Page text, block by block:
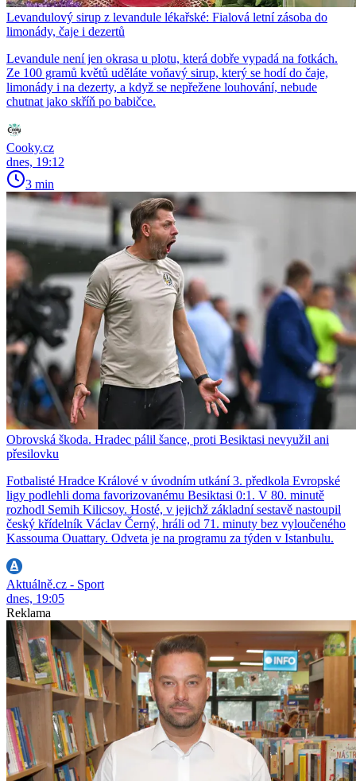
Levandulový sirup z levandule lékařské: Fialová letní zásoba do
limonády, čaje i dezertů
Levandule není jen okrasa u plotu, která dobře vypadá na fotkách.
Ze 100 gramů květů uděláte voňavý sirup, který se hodí do čaje,
limonády i na dezerty, a když se nepřežene louhování, nebude
chutnat jako skříň po babičce.
Cooky.cz
dnes, 19:12
3 min
Obrovská škoda. Hradec pálil šance, proti Besiktasi nevyužil ani
přesilovku
Fotbalisté Hradce Králové v úvodním utkání 3. předkola Evropské
ligy podlehli doma favorizovanému Besiktasi 0:1. V 80. minutě
rozhodl Semih Kilicsoy. Hosté, v jejichž základní sestavě nastoupil
český křídelník Václav Černý, hráli od 71. minuty bez vyloučeného
Kassouma Ouattary. Odveta je na programu za týden v Istanbulu.
Aktuálně.cz - Sport
dnes, 19:05
Reklama